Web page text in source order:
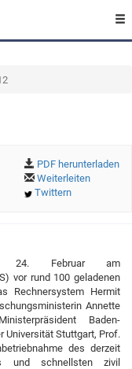
PDF herunterladen
Weiterleiten
Twittern
24. Februar am
vor rund 100 geladenen
Rechnersystem Hermit
Annette
Baden-
Universität Stuttgart, Prof.
des derzeit
und schnellsten zivil